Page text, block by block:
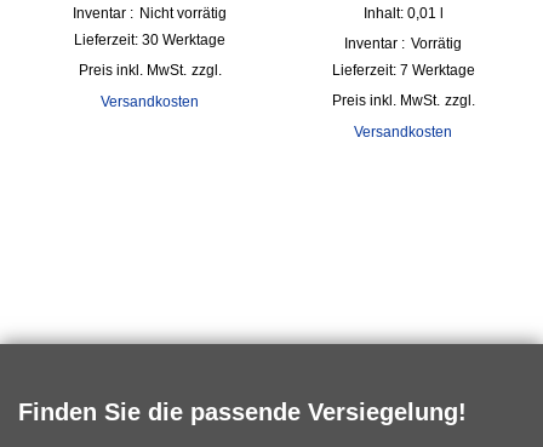
Inventar : Nicht vorrätig
Lieferzeit: 30 Werktage
inkl. MwSt. zzgl.
Versandkosten
Inhalt: 0,01
Inventar : Vorrätig
Lieferzeit: 7 Werktage
inkl. MwSt. zzgl.
Versandkosten
Finden Sie die passende Versiegelung!